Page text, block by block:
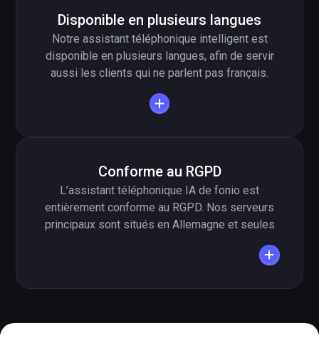
traite les appels de plusieurs points de vente
de manière standardisée.
Disponible en plusieurs langues
Notre assistant téléphonique intelligent est
disponible en plusieurs langues, afin de servir
aussi les clients qui ne parlent pas français.
L’assistant téléphonique fonio maîtrise plus de
35 langues, dont le français, l’allemand, l’anglais
adéquate – idéal pour les zones touristiques ou
les enseignes internationales.
Conforme au RGPD
L’assistant téléphonique IA de fonio est
entièrement conforme au RGPD. Nos serveurs
principaux sont situés en Allemagne et seules
stockées. Sur demande, nous supprimons
Nous accordons une grande importance à la
clients de votre commerce de détail.